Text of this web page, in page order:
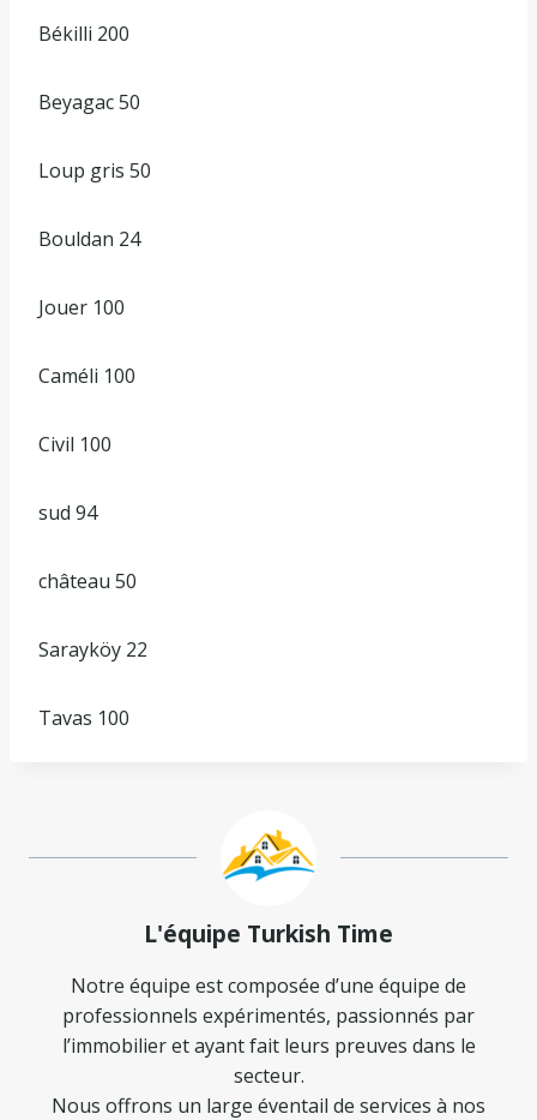
Békilli 200
Beyagac 50
Loup gris 50
Bouldan 24
Jouer 100
Caméli 100
Civil 100
sud 94
château 50
Sarayköy 22
Tavas 100
L'équipe Turkish Time
Notre équipe est composée d’une équipe de
professionnels expérimentés, passionnés par
l’immobilier et ayant fait leurs preuves dans le
secteur.
Nous offrons un large éventail de services à nos